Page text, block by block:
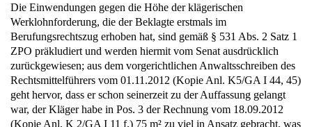
Die Einwendungen gegen die Höhe der klägerischen
Werklohnforderung, die der Beklagte erstmals im
Berufungsrechtszug erhoben hat, sind gemäß § 531 Abs. 2 Satz 1
ZPO präkludiert und werden hiermit vom Senat ausdrücklich
zurückgewiesen; aus dem vorgerichtlichen Anwaltsschreiben des
Rechtsmittelführers vom 01.11.2012 (Kopie Anl. K5/GA I 44, 45)
geht hervor, dass er schon seinerzeit zu der Auffassung gelangt
war, der Kläger habe in Pos. 3 der Rechnung vom 18.09.2012
(Kopie Anl. K 2/GA I 11 f.) 75 m² zu viel in Ansatz gebracht, was